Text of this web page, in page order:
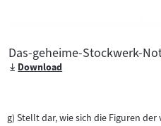
Das-geheime-Stockwerk-
Download
g) Stellt dar, wie sich die Figuren